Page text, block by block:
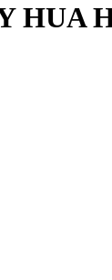
HUA